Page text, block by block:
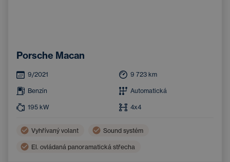
Porsche Macan
9/2021 9 723 km
Benzín Automatická
195 kW 4x4
Vyhřívaný volant Sound systém
El. ovládaná panoramatická střecha